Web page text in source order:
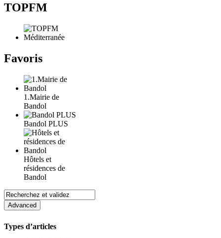
TOPFM
Favoris
1.Mairie de
Bandol
Bandol PLUS
Hôtels et
résidences de
Bandol
Types d’articles